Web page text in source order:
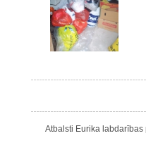
Atbalsti Eurika